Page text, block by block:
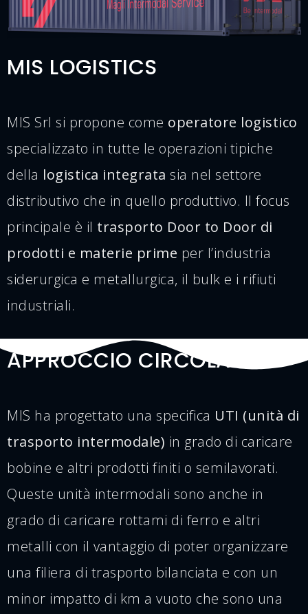
MIS LOGISTICS
MIS Srl si propone come operatore logistico
specializzato in tutte le operazioni tipiche
della logistica integrata sia nel settore
distributivo che in quello produttivo. Il focus
principale è il trasporto Door to Door di
prodotti e materie prime per l’industria
siderurgica e metallurgica, il bulk e i rifiuti
industriali.
APPROCCIO CIRCOLARE
MIS ha progettato una specifica UTI (unità di
trasporto intermodale) in grado di caricare
bobine e altri prodotti finiti o semilavorati.
Queste unità intermodali sono anche in
grado di caricare rottami di ferro e altri
metalli con il vantaggio di poter organizzare
una filiera di trasporto bilanciata e con un
minor impatto di km a vuoto che sono una